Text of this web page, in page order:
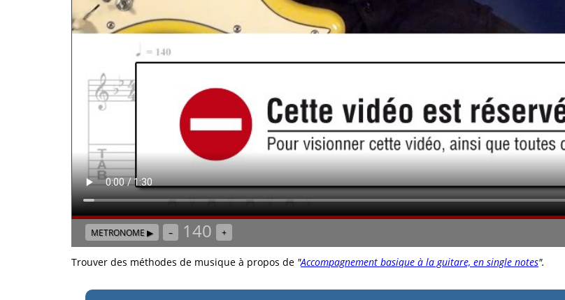
METRONOME ▶ – 140 +
Trouver des méthodes de musique à propos de "Accompagnement basique à la guitare, en single notes".